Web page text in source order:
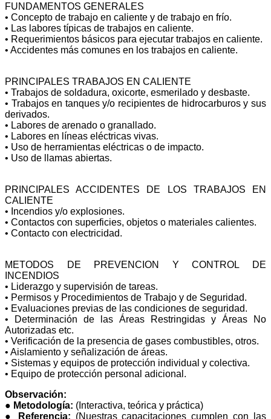
FUNDAMENTOS GENERALES
• Concepto de trabajo en caliente y de trabajo en frío.
• Las labores típicas de trabajos en caliente.
• Requerimientos básicos para ejecutar trabajos en caliente.
• Accidentes más comunes en los trabajos en caliente.
PRINCIPALES TRABAJOS EN CALIENTE
• Trabajos de soldadura, oxicorte, esmerilado y desbaste.
• Trabajos en tanques y/o recipientes de hidrocarburos y sus
derivados.
• Labores de arenado o granallado.
• Labores en líneas eléctricas vivas.
• Uso de herramientas eléctricas o de impacto.
• Uso de llamas abiertas.
PRINCIPALES ACCIDENTES DE LOS TRABAJOS EN
CALIENTE
• Incendios y/o explosiones.
• Contactos con superficies, objetos o materiales calientes.
• Contacto con electricidad.
METODOS DE PREVENCION Y CONTROL DE
INCENDIOS
• Liderazgo y supervisión de tareas.
• Permisos y Procedimientos de Trabajo y de Seguridad.
• Evaluaciones previas de las condiciones de seguridad.
• Determinación de las Áreas Restringidas y Áreas No
Autorizadas etc.
• Verificación de la presencia de gases combustibles, otros.
• Aislamiento y señalización de áreas.
• Sistemas y equipos de protección individual y colectiva.
• Equipo de protección personal adicional.
Observación:
● Metodología: (Interactiva, teórica y práctica)
●
Referencia: (Nuestras capacitaciones cumplen con las